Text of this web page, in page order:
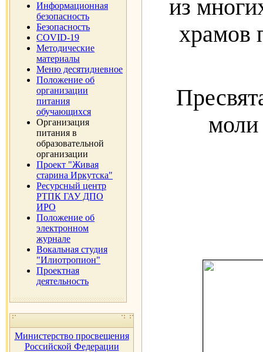
Информационная
безопасность
Безопасность
COVID-19
Методические
материалы
Меню десятидневное
Положение об
организации
питания
обучающихся
Организация
питания в
образовательной
организации
Проект "Живая
старина Иркутска"
Ресурсный центр
РТПК ГАУ ДПО
ИРО
Положение об
электронном
журнале
Вокальная студия
"Илиотропион"
Проектная
деятельность
Министерство просвещения
Российской Федерации
из
храмов
моли